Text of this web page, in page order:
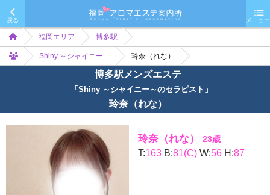
戻る メニュー
福岡エリア 博多駅
Shiny ～シャイニー… 玲奈（れな）
博多駅メンズエステ
「Shiny ～シャイニー～のセラピスト」
玲奈（れな）
玲奈（れな） 23歳
T:163 B:81(C) W:56 H:87